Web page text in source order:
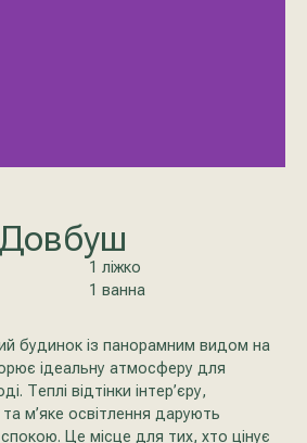
1 ліжко
1 ванна
будинок із панорамним видом на
ідеальну атмосферу для
Теплі відтінки інтер’єру,
м’яке освітлення дарують
спокою. Це місце для тих, хто цінує